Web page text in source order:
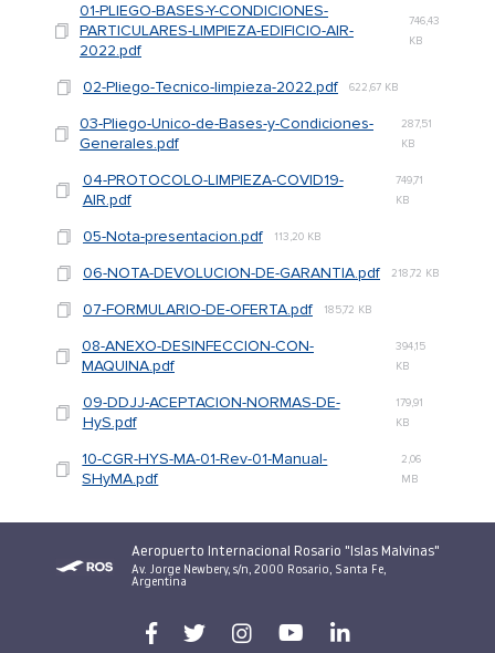
01-PLIEGO-BASES-Y-CONDICIONES-
PARTICULARES-LIMPIEZA-EDIFICIO-AIR-
2022.pdf
746,43
KB
02-Pliego-Tecnico-limpieza-2022.pdf 622,67 KB
03-Pliego-Unico-de-Bases-y-Condiciones-
Generales.pdf
287,51
KB
04-PROTOCOLO-LIMPIEZA-COVID19-
AIR.pdf
749,71
KB
05-Nota-presentacion.pdf 113,20 KB
06-NOTA-DEVOLUCION-DE-GARANTIA.pdf 218,72 KB
07-FORMULARIO-DE-OFERTA.pdf 185,72 KB
08-ANEXO-DESINFECCION-CON-
MAQUINA.pdf
394,15
KB
09-DDJJ-ACEPTACION-NORMAS-DE-
HyS.pdf
179,91
KB
10-CGR-HYS-MA-01-Rev-01-Manual-
SHyMA.pdf
2,06
MB
Aeropuerto Internacional Rosario "Islas Malvinas"
Av. Jorge Newbery, s/n, 2000 Rosario, Santa Fe,
Argentina